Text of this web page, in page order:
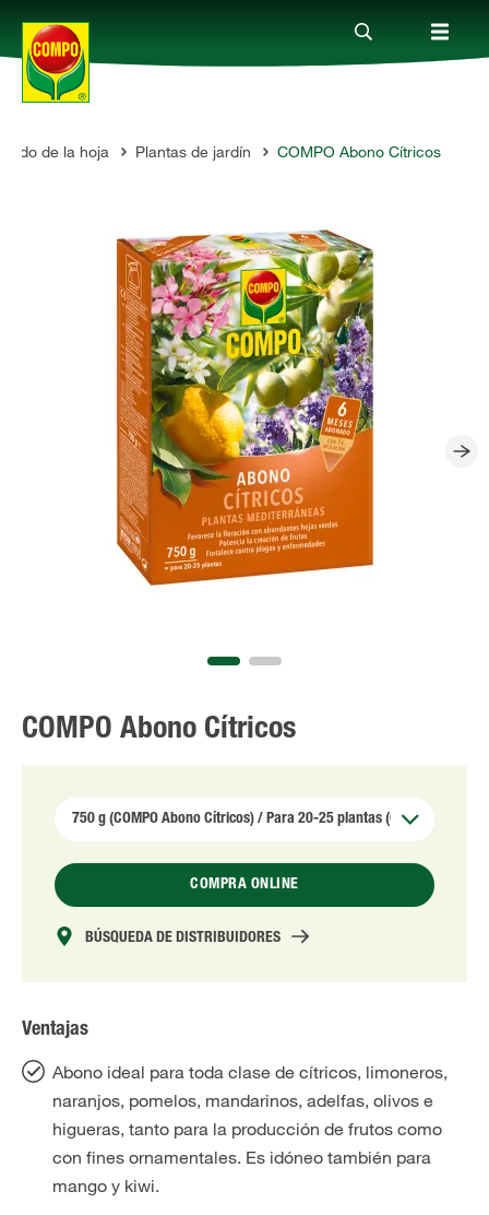
Productos
Mundo Compo
Quienes somos
de la hoja Plantas de jardín COMPO Abono Cítricos
COMPO Abono Cítricos
COMPRA ONLINE
BÚSQUEDA DE DISTRIBUIDORES
Ventajas
Abono ideal para toda clase de cítricos, limoneros,
naranjos, pomelos, mandarinos, adelfas, olivos e
higueras, tanto para la producción de frutos como
con fines ornamentales. Es idóneo también para
mango y kiwi.